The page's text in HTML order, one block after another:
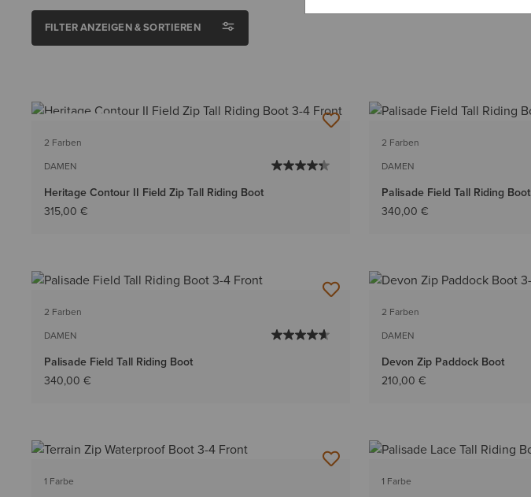
FILTER ANZEIGEN & SORTIEREN
2 Farben
DAMEN
Heritage Contour II Field Zip Tall Riding Boot
315,00 €
2 Farben
DAMEN
Palisade Field Tall Riding Boot
340,00 €
2 Farben
DAMEN
Palisade Field Tall Riding Boot
340,00 €
2 Farben
DAMEN
Devon Zip Paddock Boot
210,00 €
1 Farbe
1 Farbe